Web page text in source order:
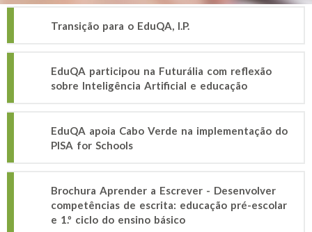
Transição para o EduQA, I.P.
EduQA participou na Futurália com reflexão
sobre Inteligência Artificial e educação
EduQA apoia Cabo Verde na implementação do
PISA for Schools
Brochura Aprender a Escrever - Desenvolver
competências de escrita: educação pré-escolar
e 1.º ciclo do ensino básico